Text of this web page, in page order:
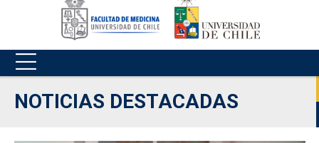
NOTICIAS DESTACADAS